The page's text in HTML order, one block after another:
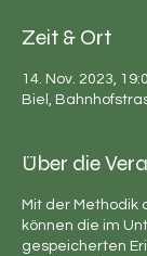
Zeit & Ort
14. Nov. 2023,
Biel,
Über die
Mit der Methodik
können die im
gespeicherten